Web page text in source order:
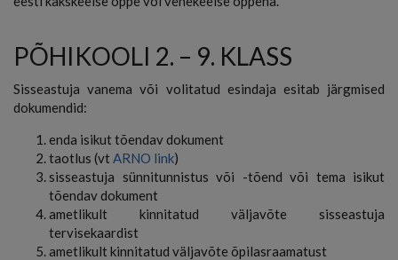
PÕHIKOOLI 2. – 9. KLASS
Sisseastuja vanema või volitatud esindaja esitab järgmised
dokumendid:
enda isikut tõendav dokument
taotlus (vtARNO link)
sisseastuja sünnitunnistus või -tõend või tema isikut
tõendav dokument
ametlikult kinnitatud väljavõte sisseastuja
tervisekaardist
ametlikult kinnitatud väljavõte õpilasraamatust